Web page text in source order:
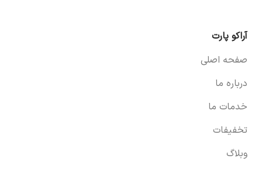
آراکو پارت
صفحه اصلی
درباره ما
خدمات ما
تخفیفات
وبلاگ